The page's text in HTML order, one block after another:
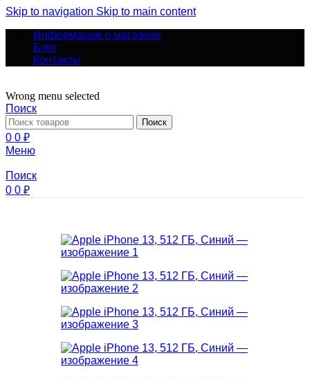
Skip to navigation Skip to main content
Информация о магазине
Блог
Контакты
Wrong menu selected
Поиск
Поиск
0 0 ₽
Меню
Поиск
0 0 ₽